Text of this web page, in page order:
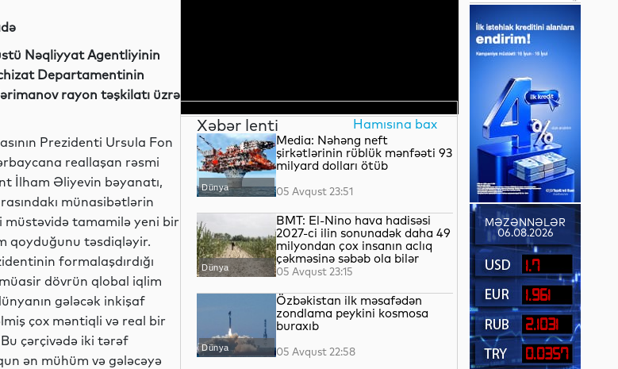
Nəqliyyat Agentliyinin
Departamentinin
rayon təşkilatı üzrə
Prezidenti Ursula Fon
reallaşan rəsmi
İlham Əliyevin bəyanatı,
münasibətlərin
müstəvidə tamamilə yeni bir
qoyduğunu təsdiqləyir.
formalaşdırdığı
dövrün qlobal iqlim
gələcək inkişaf
çox məntiqli və real bir
çərçivədə iki tərəf
ən mühüm və gələcəyə
Xəbər lenti Hamısına bax
Dünya
Media: Nəhəng neft
şirkətlərinin rüblük mənfəəti 93
milyard dolları ötüb
05 Avqust 23:51
Dünya
BMT: El-Nino hava hadisəsi
2027-ci ilin sonunadək daha 49
milyondan çox insanın aclıq
çəkməsinə səbəb ola bilər
05 Avqust 23:15
Dünya
Özbəkistan ilk məsafədən
zondlama peykini kosmosa
buraxıb
05 Avqust 22:58
MƏZƏNNƏLƏR
06.08.2026
1.7
1.961
2.1031
0.0357